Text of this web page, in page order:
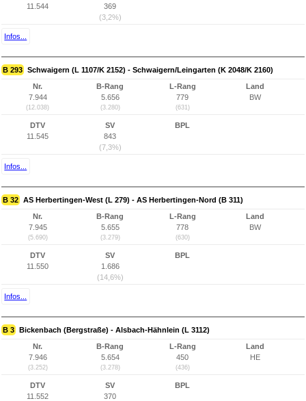
11.544
369
(3,2%)
Infos...
B 293 Schwaigern (L 1107/K 2152) - Schwaigern/Leingarten (K 2048/K 2160)
Nr.
7.944
(12.038)
B-Rang
5.656
(3.280)
L-Rang
779
(631)
Land
BW
DTV
11.545
SV
843
(7,3%)
BPL
Infos...
B 32 AS Herbertingen-West (L 279) - AS Herbertingen-Nord (B 311)
Nr.
7.945
(5.690)
B-Rang
5.655
(3.279)
L-Rang
778
(630)
Land
BW
DTV
11.550
SV
1.686
(14,6%)
BPL
Infos...
B 3 Bickenbach (Bergstraße) - Alsbach-Hähnlein (L 3112)
Nr.
7.946
(3.252)
B-Rang
5.654
(3.278)
L-Rang
450
(436)
Land
HE
DTV
11.552
SV
370
BPL